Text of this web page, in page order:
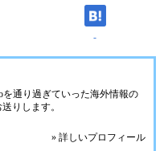
-
を通り過ぎていった海外情報の
りします。
» 詳しいプロフィール